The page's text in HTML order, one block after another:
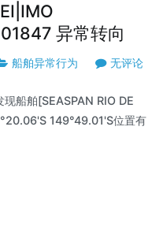
异常转向
船舶异常行为 无评论
船舶[SEASPAN RIO DE
149°49.01'S位置有